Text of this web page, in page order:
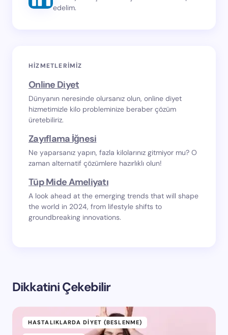
edelim.
HIZMETLERIMIZ
Online Diyet
Dünyanın neresinde olursanız olun, online diyet
hizmetimizle kilo probleminize beraber çözüm
üretebiliriz.
Zayıflama İğnesi
Ne yaparsanız yapın, fazla kilolarınız gitmiyor mu? O
zaman alternatif çözümlere hazırlıklı olun!
Tüp Mide Ameliyatı
A look ahead at the emerging trends that will shape
the world in 2024, from lifestyle shifts to
groundbreaking innovations.
Dikkatini Çekebilir
HASTALIKLARDA DIYET (BESLENME)